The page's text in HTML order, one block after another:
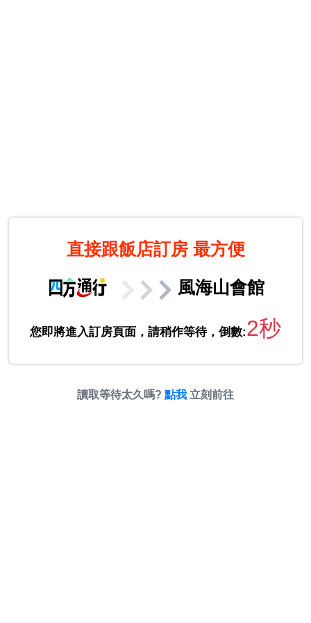
直接跟飯店訂房 最方便
風海山會館
您即將進入訂房頁面，請稍作等待，倒數:2秒
讀取等待太久嗎? 點我 立刻前往